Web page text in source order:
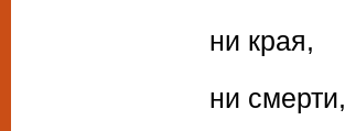
ни края,
ни смерти,